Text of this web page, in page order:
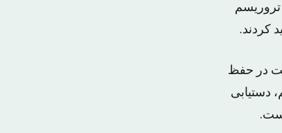
تروریسم
کردند.
در حفظ
دستیابی